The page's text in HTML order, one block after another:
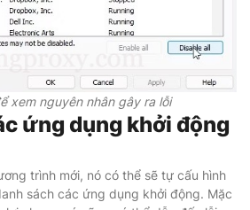
xem nguyên nhân gây ra lỗi
ứng dụng khởi động
trình mới, nó có thể sẽ tự cấu hình
sách các ứng dụng khởi động. Mặc